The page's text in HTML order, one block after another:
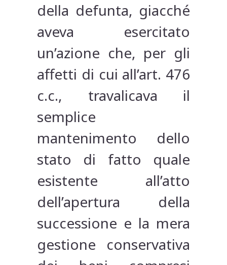
della defunta, giacché
aveva esercitato
un’azione che, per gli
affetti di cui all’art. 476
c.c., travalicava il
semplice
mantenimento dello
stato di fatto quale
esistente all’atto
dell’apertura della
successione e la mera
gestione conservativa